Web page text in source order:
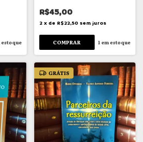
estoque
R$45,00
2 x de R$22,50 sem juros
1 em estoque
GRÁTIS